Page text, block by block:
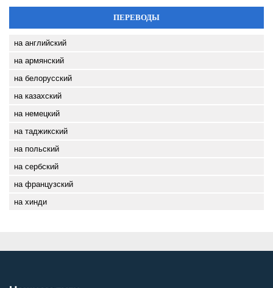
ПЕРЕВОДЫ
на английский
на армянский
на белорусский
на казахский
на немецкий
на таджикский
на польский
на сербский
на французский
на хинди